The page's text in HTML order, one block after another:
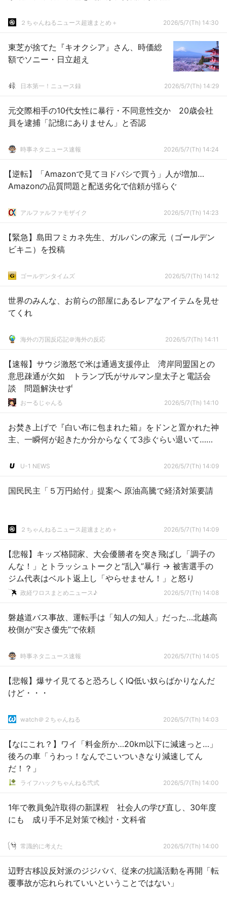
２ちゃんねるニュース超速まとめ＋ 2026/5/7(Th) 14:30
東芝が捨てた『キオクシア』さん、時価総
額でソニー・日立超え
日本第一！ニュース録 2026/5/7(Th) 14:29
元交際相手の10代女性に暴行・不同意性交か 20歳会社
員を逮捕「記憶にありません」と否認
時事ネタニュース速報 2026/5/7(Th) 14:24
【逆転】「Amazonで見てヨドバシで買う」人が増加…
Amazonの品質問題と配送劣化で信頼が揺らぐ
アルファルファモザイク 2026/5/7(Th) 14:23
【緊急】島田フミカネ先生、ガルパンの家元（ゴールデン
ビキニ）を投稿
ゴールデンタイムズ 2026/5/7(Th) 14:12
世界のみんな、お前らの部屋にあるレアなアイテムを見せ
てくれ
海外の万国反応記＠海外の反応 2026/5/7(Th) 14:11
【速報】サウジ激怒で米は通過支援停止 湾岸同盟国との
意思疎通が欠如 トランプ氏がサルマン皇太子と電話会
談 問題解決せず
おーるじゃんる 2026/5/7(Th) 14:10
お焚き上げで『白い布に包まれた箱』をドンと置かれた神
主、一瞬何が起きたか分からなくて3歩ぐらい退いて……
U-1 NEWS 2026/5/7(Th) 14:09
国民民主「５万円給付」提案へ 原油高騰で経済対策要請
２ちゃんねるニュース超速まとめ＋ 2026/5/7(Th) 14:09
【悲報】キッズ格闘家、大会優勝者を突き飛ばし「調子の
んな！」とトラッシュトークと“乱入”暴行 → 被害選手の
ジム代表はベルト返上し「やらせません！」と怒り
政経ワロスまとめニュース♪ 2026/5/7(Th) 14:08
磐越道バス事故、運転手は「知人の知人」だった…北越高
校側が“安さ優先”で依頼
時事ネタニュース速報 2026/5/7(Th) 14:05
【悲報】爆サイ見てると恐ろしくIQ低い奴らばかりなんだ
けど・・・
watch＠２ちゃんねる 2026/5/7(Th) 14:03
【なにこれ？】ワイ「料金所か…20km以下に減速っと…」
後ろの車「うわっ！なんでこいついきなり減速してん
だ！？」
ライフハックちゃんねる弐式 2026/5/7(Th) 14:00
1年で教員免許取得の新課程 社会人の学び直し、30年度
にも 成り手不足対策で検討・文科省
常識的に考えた 2026/5/7(Th) 14:00
辺野古移設反対派のジジババ、従来の抗議活動を再開「転
覆事故が忘れられていいということではない」